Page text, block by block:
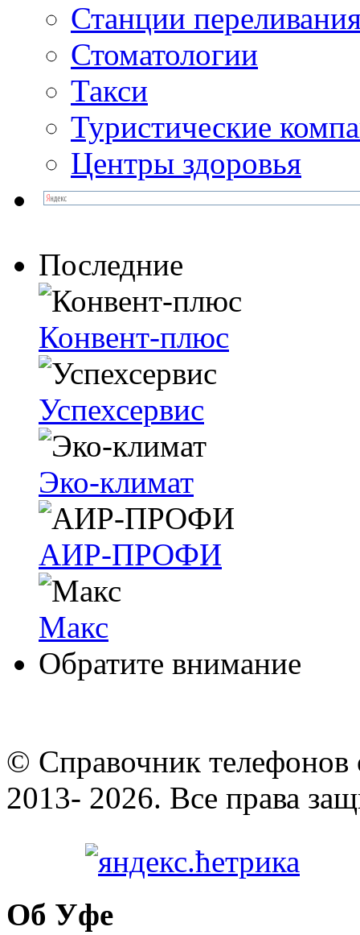
Станции
Стоматологии
Такси
Туристические
Центры здоровья
Последние
Конвент-плюс
Успехсервис
Эко-климат
АИР-ПРОФИ
Макс
Обратите внимание
© Cправочник телефонов
2013- 2026. Все права
Об Уфе